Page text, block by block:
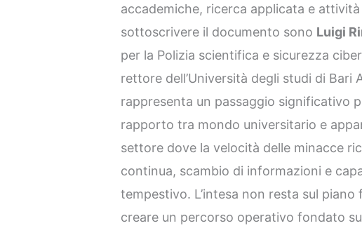
accademiche, ricerca applicata e
sottoscrivere il documento sono Luigi
per la Polizia scientifica e sicurezza
rettore dell’Università degli studi di Bari
rappresenta un passaggio significativo
rapporto tra mondo universitario e
settore dove la velocità delle minacce
continua, scambio di informazioni e
tempestivo. L’intesa non resta sul piano
creare un percorso operativo fondato